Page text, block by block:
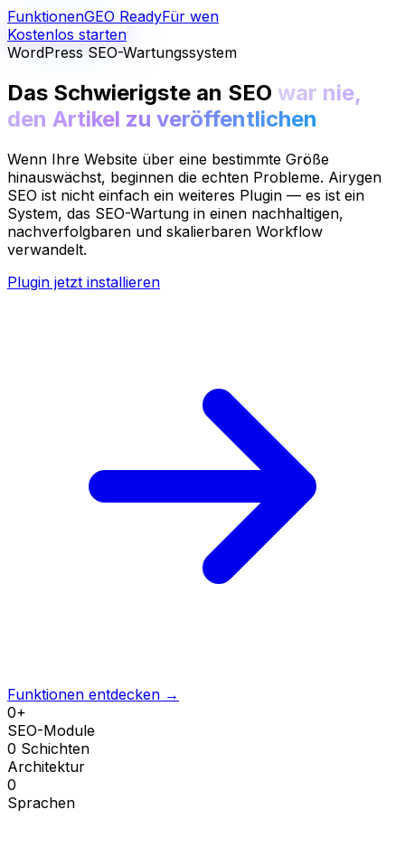
FunktionenGEO ReadyFür wen
Kostenlos starten
WordPress SEO-Wartungssystem
Das Schwierigste an SEO war nie,
den Artikel zu veröffentlichen
Wenn Ihre Website über eine bestimmte Größe
hinauswächst, beginnen die echten Probleme. Airygen
SEO ist nicht einfach ein weiteres Plugin — es ist ein
System, das SEO-Wartung in einen nachhaltigen,
nachverfolgbaren und skalierbaren Workflow
verwandelt.
Plugin jetzt installieren
Funktionen entdecken →
0+
SEO-Module
0 Schichten
Architektur
0
Sprachen